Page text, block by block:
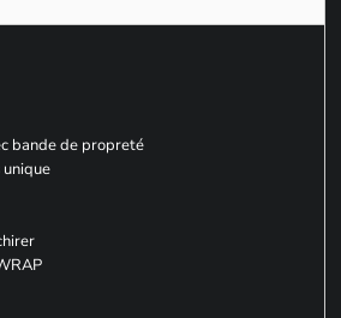
bande de propreté